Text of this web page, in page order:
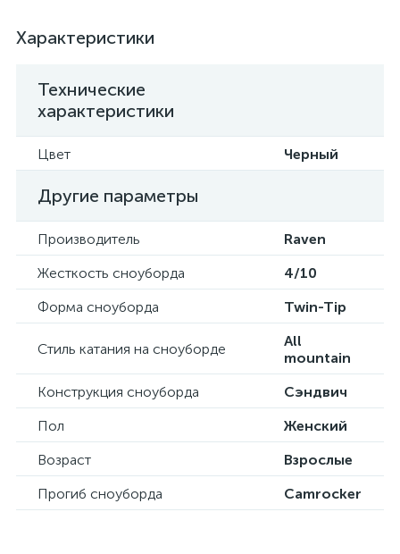
Характеристики
Технические
характеристики
Цвет Черный
Другие параметры
Производитель
Raven
Жесткость сноуборда
4/10
Форма сноуборда
Twin-Tip
Стиль катания на сноуборде
All
mountain
Конструкция сноуборда
Сэндвич
Пол
Женский
Возраст
Взрослые
Прогиб сноуборда
Camrocker